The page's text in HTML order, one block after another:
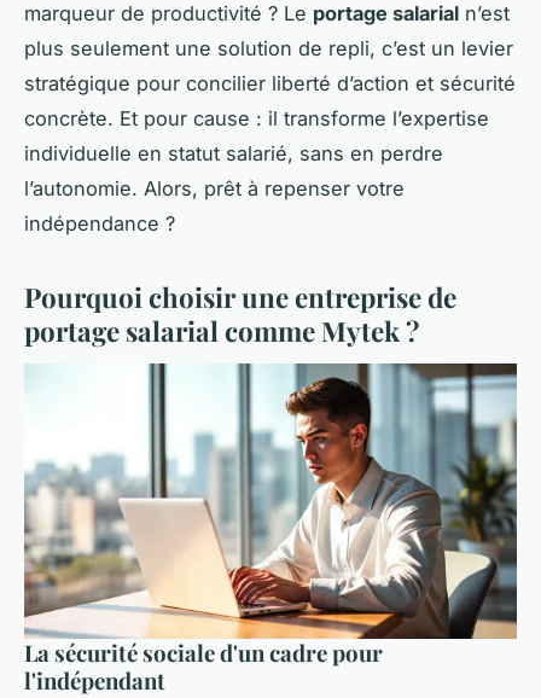
marqueur de productivité ? Le portage salarial n’est
plus seulement une solution de repli, c’est un levier
stratégique pour concilier liberté d’action et sécurité
concrète. Et pour cause : il transforme l’expertise
individuelle en statut salarié, sans en perdre
l’autonomie. Alors, prêt à repenser votre
indépendance ?
Pourquoi choisir une entreprise de
portage salarial comme Mytek ?
La sécurité sociale d'un cadre pour
l'indépendant